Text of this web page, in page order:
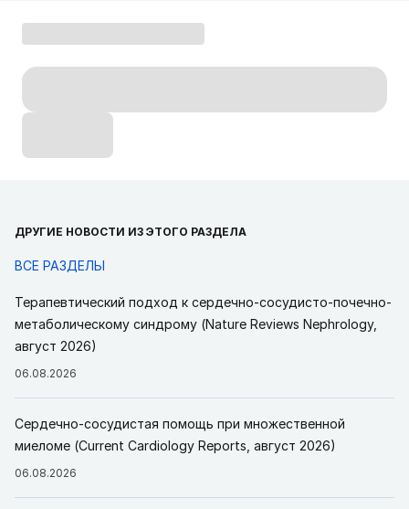
ДРУГИЕ НОВОСТИ ИЗ ЭТОГО РАЗДЕЛА
ВСЕ РАЗДЕЛЫ
Терапевтический подход к сердечно-сосудисто-почечно-
метаболическому синдрому (Nature Reviews Nephrology,
август 2026)
06.08.2026
Сердечно-сосудистая помощь при множественной
миеломе (Current Cardiology Reports, август 2026)
06.08.2026